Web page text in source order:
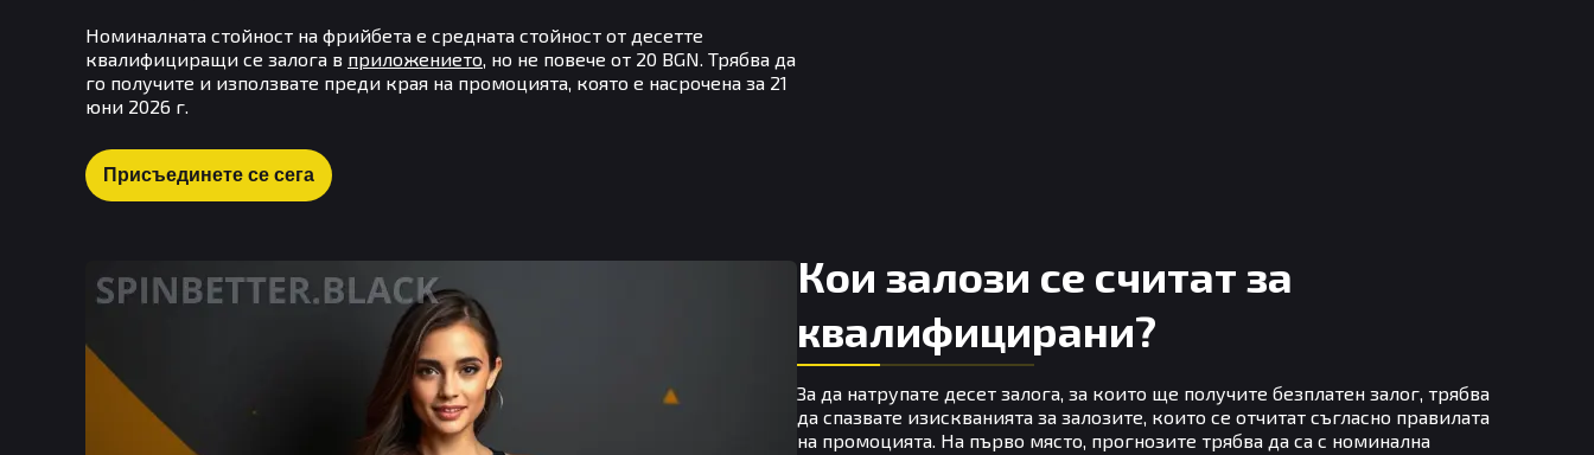
Номиналната стойност на фрийбета е средната стойност от десетте
квалифициращи се залога в приложението, но не повече от 20 BGN. Трябва да
го получите и използвате преди края на промоцията, която е насрочена за 21
юни 2026 г.
Присъединете се сега
Кои залози се считат за
квалифицирани?
За да натрупате десет залога, за които ще получите безплатен залог, трябва
да спазвате изискванията за залозите, които се отчитат съгласно правилата
на промоцията. На първо място, прогнозите трябва да са с номинална